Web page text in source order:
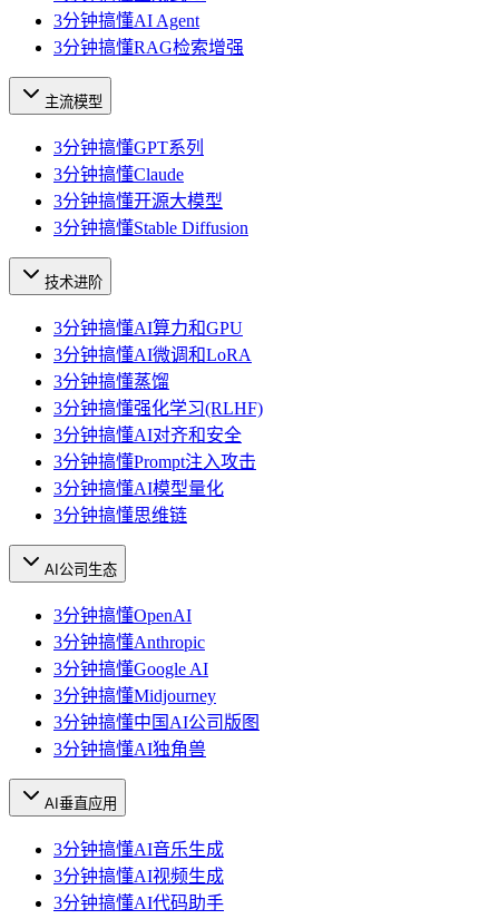
3分钟搞懂AI Agent
3分钟搞懂RAG检索增强
主流模型
3分钟搞懂GPT系列
3分钟搞懂Claude
3分钟搞懂开源大模型
3分钟搞懂Stable Diffusion
技术进阶
3分钟搞懂AI算力和GPU
3分钟搞懂AI微调和LoRA
3分钟搞懂蒸馏
3分钟搞懂强化学习(RLHF)
3分钟搞懂AI对齐和安全
3分钟搞懂Prompt注入攻击
3分钟搞懂AI模型量化
3分钟搞懂思维链
AI公司生态
3分钟搞懂OpenAI
3分钟搞懂Anthropic
3分钟搞懂Google AI
3分钟搞懂Midjourney
3分钟搞懂中国AI公司版图
3分钟搞懂AI独角兽
AI垂直应用
3分钟搞懂AI音乐生成
3分钟搞懂AI视频生成
3分钟搞懂AI代码助手